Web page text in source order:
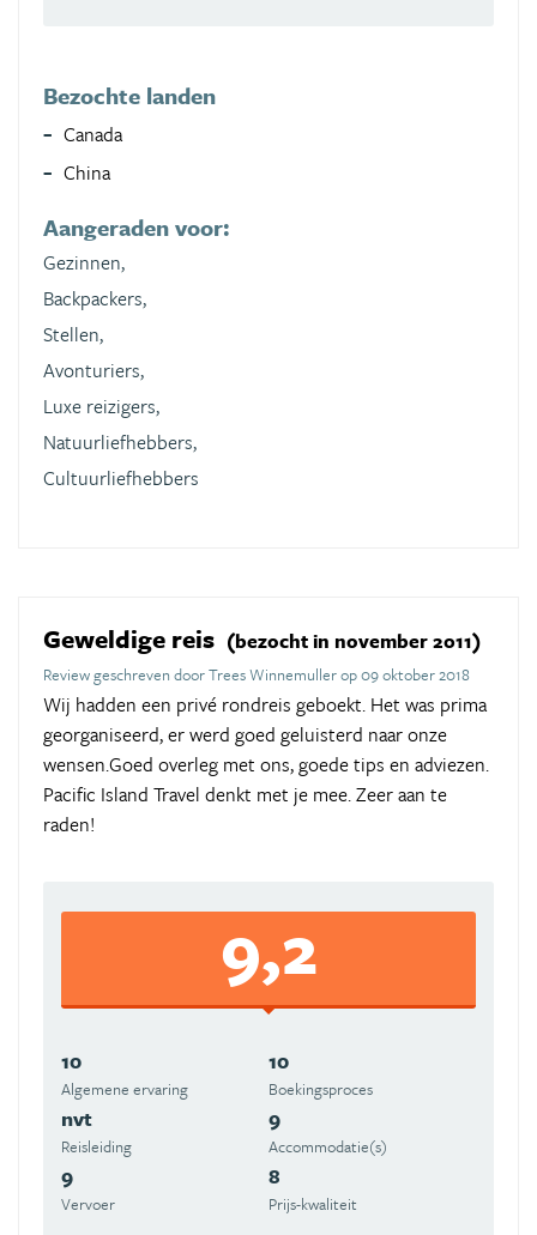
Bezochte landen
Canada
China
Aangeraden voor:
Gezinnen,
Backpackers,
Stellen,
Avonturiers,
Luxe reizigers,
Natuurliefhebbers,
Cultuurliefhebbers
Geweldige reis (bezocht in november 2011)
Review geschreven door Trees Winnemuller op 09 oktober 2018
Wij hadden een privé rondreis geboekt. Het was prima
georganiseerd, er werd goed geluisterd naar onze
wensen.Goed overleg met ons, goede tips en adviezen.
Pacific Island Travel denkt met je mee. Zeer aan te
raden!
9,2
10
Algemene ervaring
10
Boekingsproces
nvt
Reisleiding
9
Accommodatie(s)
9
Vervoer
8
Prijs-kwaliteit